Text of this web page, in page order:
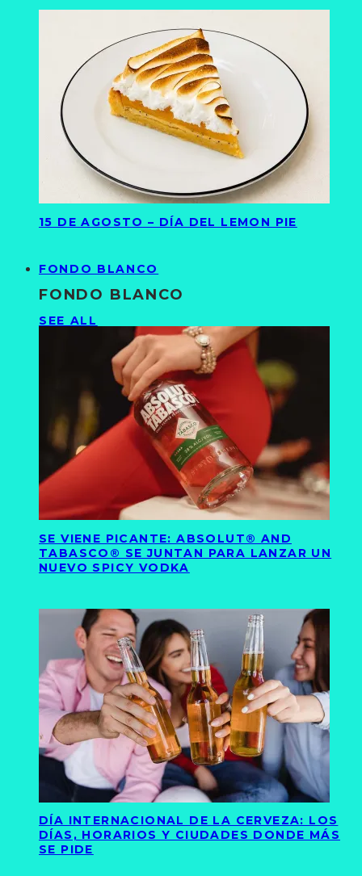
15 DE AGOSTO – DÍA DEL LEMON PIE
FONDO BLANCO
FONDO BLANCO
SEE ALL
SE VIENE PICANTE: ABSOLUT® AND
TABASCO® SE JUNTAN PARA LANZAR UN
NUEVO SPICY VODKA
DÍA INTERNACIONAL DE LA CERVEZA: LOS
DÍAS, HORARIOS Y CIUDADES DONDE MÁS
SE PIDE